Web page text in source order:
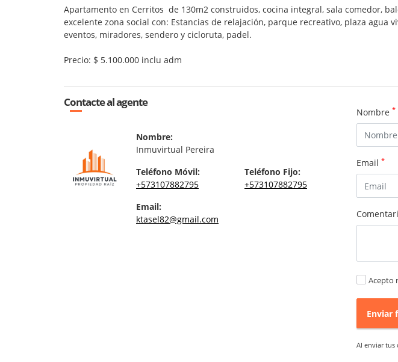
Apartamento en Cerritos de 130m2 construidos, cocina integral, sala comedor,
excelente zona social con: Estancias de relajación, parque recreativo, plaza
eventos, miradores, sendero y cicloruta, padel.
Precio: $ 5.100.000 inclu adm
Contacte al agente
Nombre:
Inmuvirtual Pereira
Teléfono Móvil:
+573107882795
Teléfono Fijo:
+573107882795
Email:
ktasel82@gmail.com
Nombre *
Email *
Acepto
Enviar
Al enviar tus